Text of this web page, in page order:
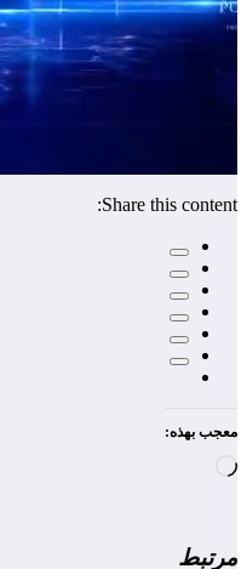
Share this content:
معجب بهذه:
مرتبط